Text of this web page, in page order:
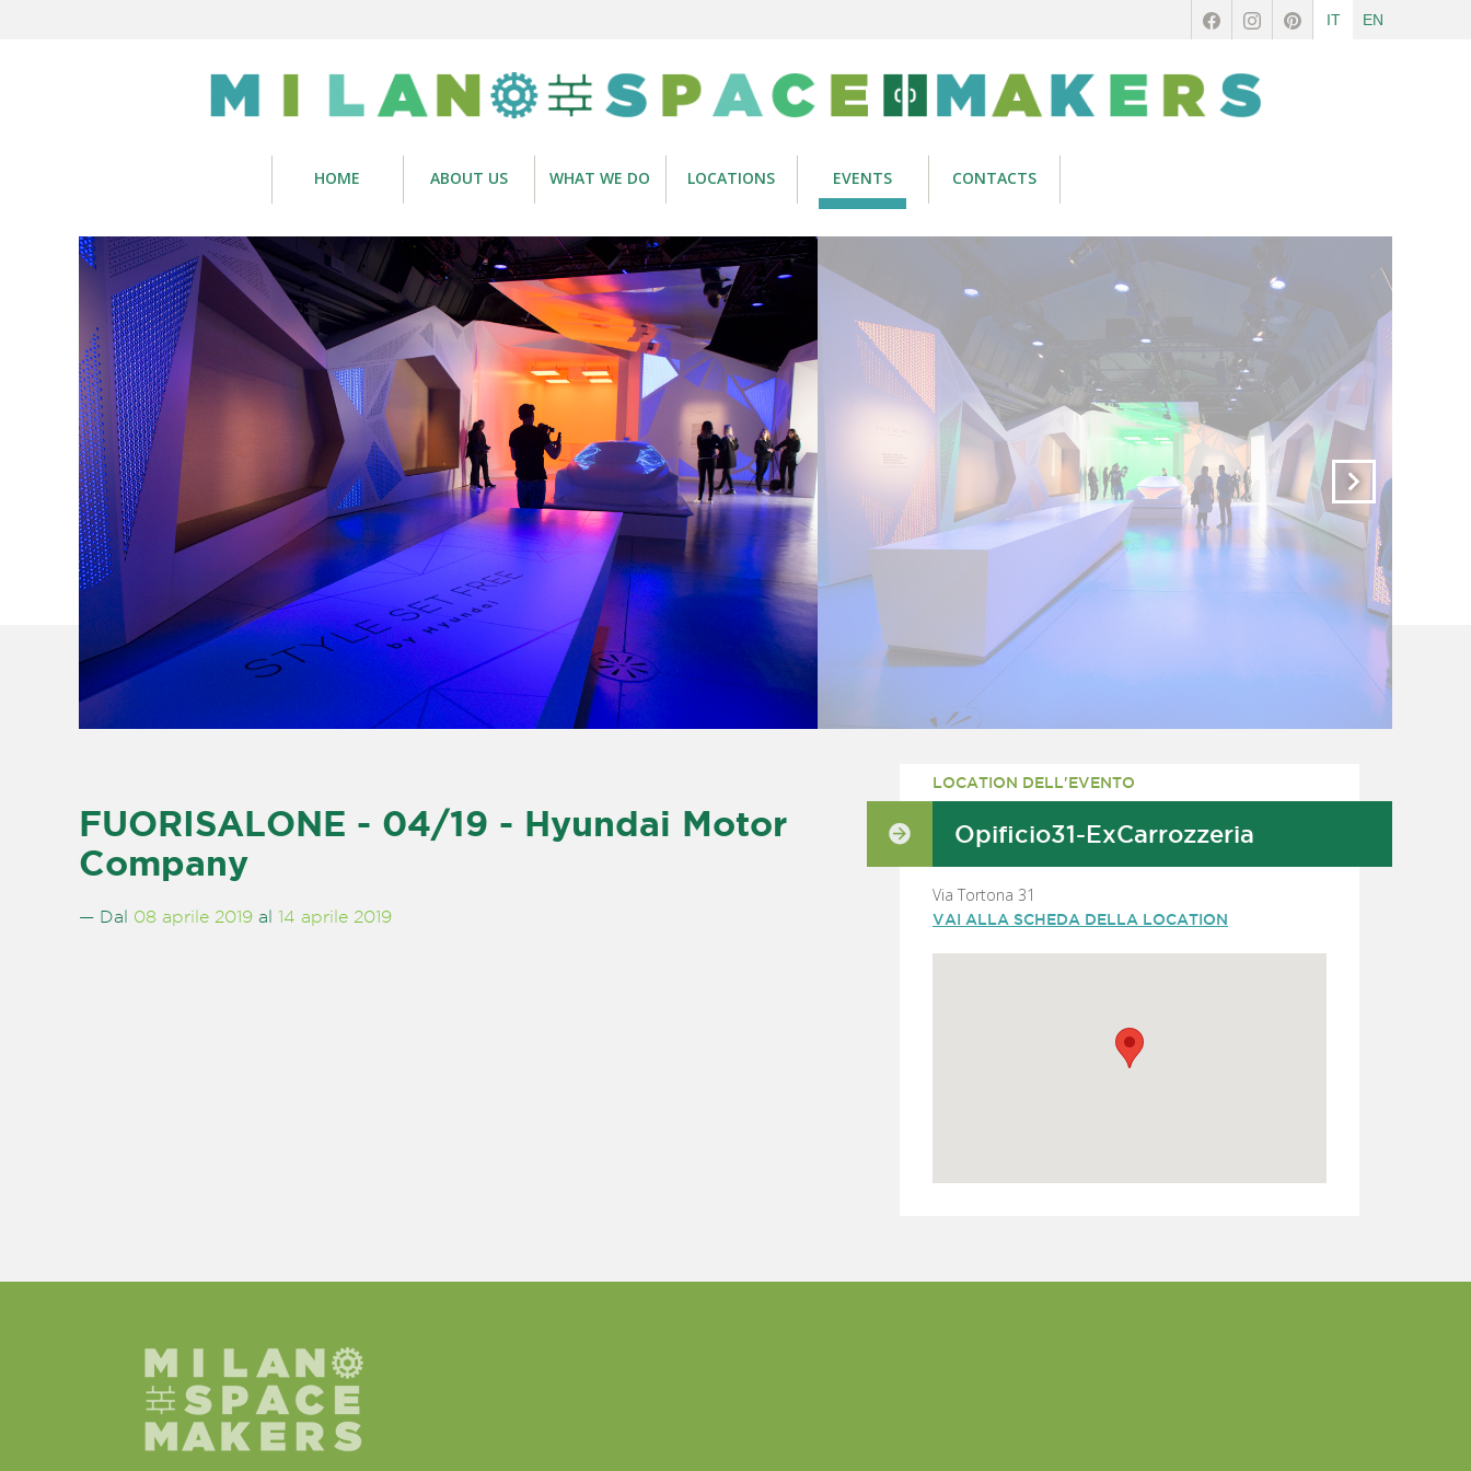
IT EN
HOME ABOUT US WHAT WE DO LOCATIONS EVENTS CONTACTS
FUORISALONE - 04/19 - Hyundai Motor
Company
— Dal 08 aprile 2019 al 14 aprile 2019
LOCATION DELL'EVENTO
Opificio31-ExCarrozzeria
Via Tortona 31
VAI ALLA SCHEDA DELLA LOCATION